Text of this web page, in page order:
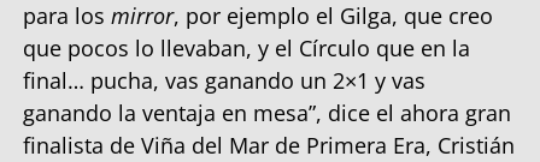
para los mirror, por ejemplo el Gilga, que creo
que pocos lo llevaban, y el Círculo que en la
final… pucha, vas ganando un 2×1 y vas
ganando la ventaja en mesa”, dice el ahora gran
finalista de Viña del Mar de Primera Era, Cristián